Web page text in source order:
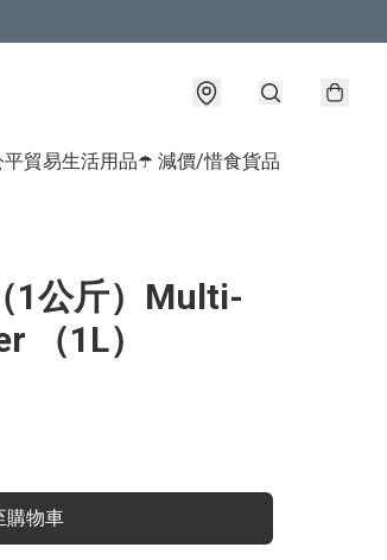
貿易生活用品☂️ 減價/惜食貨品
1公斤）Multi-
（1L）
購物車